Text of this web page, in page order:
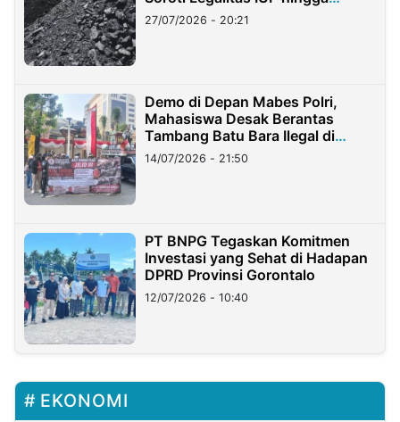
Stockpile
27/07/2026 - 20:21
Demo di Depan Mabes Polri,
Mahasiswa Desak Berantas
Tambang Batu Bara Ilegal di
Lampung
14/07/2026 - 21:50
PT BNPG Tegaskan Komitmen
Investasi yang Sehat di Hadapan
DPRD Provinsi Gorontalo
12/07/2026 - 10:40
EKONOMI